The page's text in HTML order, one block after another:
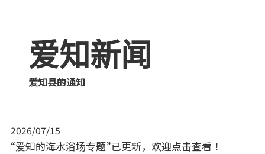
爱知新闻
爱知县的通知
2026/07/15
“爱知的海水浴场专题”已更新，欢迎点击查看！